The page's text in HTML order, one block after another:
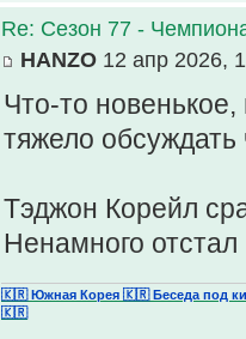
Re: Сезон 77 -
HANZO 12 апр 2026,
Что-то
тяжело обсуждать
Тэджон Корейл
Ненамного
🇰🇷 Южная Корея 🇰🇷 Беседа под
🇰🇷